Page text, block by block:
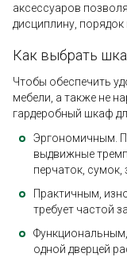
аксессуаров
дисциплину, порядок
Как выбрать
Чтобы обеспечить
мебели, а также не
гардеробный шкаф
Эргономичным.
выдвижные
перчаток, сумок,
Практичным,
требует частой
одной дверцей